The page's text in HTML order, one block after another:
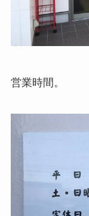
営業時間。